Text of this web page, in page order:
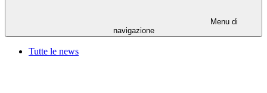
Menu di
navigazione
Tutte le news